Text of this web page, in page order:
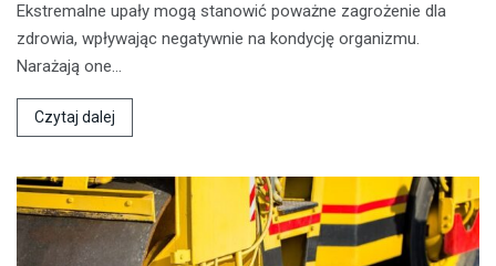
Ekstremalne upały mogą stanowić poważne zagrożenie dla
zdrowia, wpływając negatywnie na kondycję organizmu.
Narażają one…
Czytaj dalej